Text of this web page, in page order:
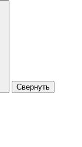
Свернуть